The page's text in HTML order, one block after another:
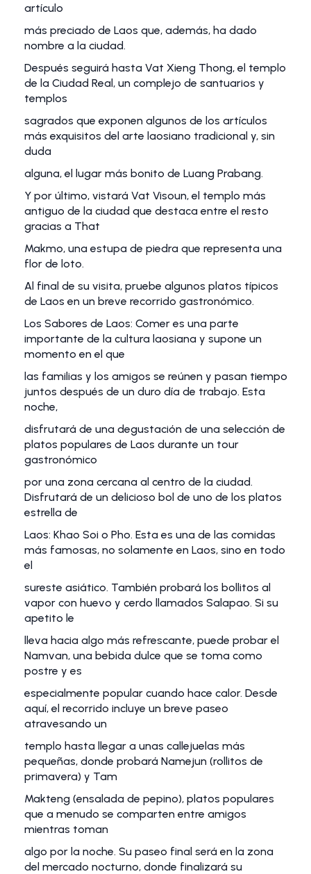
artículo
más preciado de Laos que, además, ha dado
nombre a la ciudad.
Después seguirá hasta Vat Xieng Thong, el templo
de la Ciudad Real, un complejo de santuarios y
templos
sagrados que exponen algunos de los artículos
más exquisitos del arte laosiano tradicional y, sin
duda
alguna, el lugar más bonito de Luang Prabang.
Y por último, vistará Vat Visoun, el templo más
antiguo de la ciudad que destaca entre el resto
gracias a That
Makmo, una estupa de piedra que representa una
flor de loto.
Al final de su visita, pruebe algunos platos típicos
de Laos en un breve recorrido gastronómico.
Los Sabores de Laos: Comer es una parte
importante de la cultura laosiana y supone un
momento en el que
las familias y los amigos se reúnen y pasan tiempo
juntos después de un duro día de trabajo. Esta
noche,
disfrutará de una degustación de una selección de
platos populares de Laos durante un tour
gastronómico
por una zona cercana al centro de la ciudad.
Disfrutará de un delicioso bol de uno de los platos
estrella de
Laos: Khao Soi o Pho. Esta es una de las comidas
más famosas, no solamente en Laos, sino en todo
el
sureste asiático. También probará los bollitos al
vapor con huevo y cerdo llamados Salapao. Si su
apetito le
lleva hacia algo más refrescante, puede probar el
Namvan, una bebida dulce que se toma como
postre y es
especialmente popular cuando hace calor. Desde
aquí, el recorrido incluye un breve paseo
atravesando un
templo hasta llegar a unas callejuelas más
pequeñas, donde probará Namejun (rollitos de
primavera) y Tam
Makteng (ensalada de pepino), platos populares
que a menudo se comparten entre amigos
mientras toman
algo por la noche. Su paseo final será en la zona
del mercado nocturno, donde finalizará su